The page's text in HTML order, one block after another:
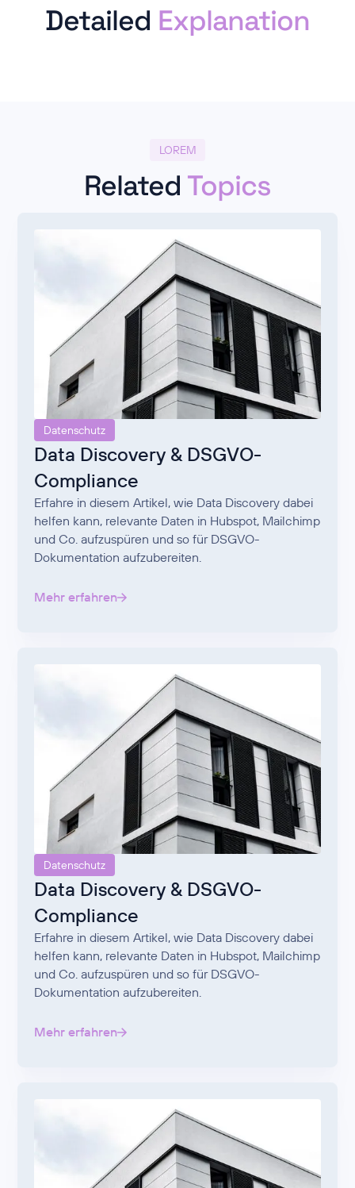
Detailed Explanation
LOREM
Related Topics
Datenschutz
Data Discovery & DSGVO-
Compliance
Erfahre in diesem Artikel, wie Data Discovery dabei
helfen kann, relevante Daten in Hubspot, Mailchimp
und Co. aufzuspüren und so für DSGVO-
Dokumentation aufzubereiten.
Mehr erfahren
Datenschutz
Data Discovery & DSGVO-
Compliance
Erfahre in diesem Artikel, wie Data Discovery dabei
helfen kann, relevante Daten in Hubspot, Mailchimp
und Co. aufzuspüren und so für DSGVO-
Dokumentation aufzubereiten.
Mehr erfahren